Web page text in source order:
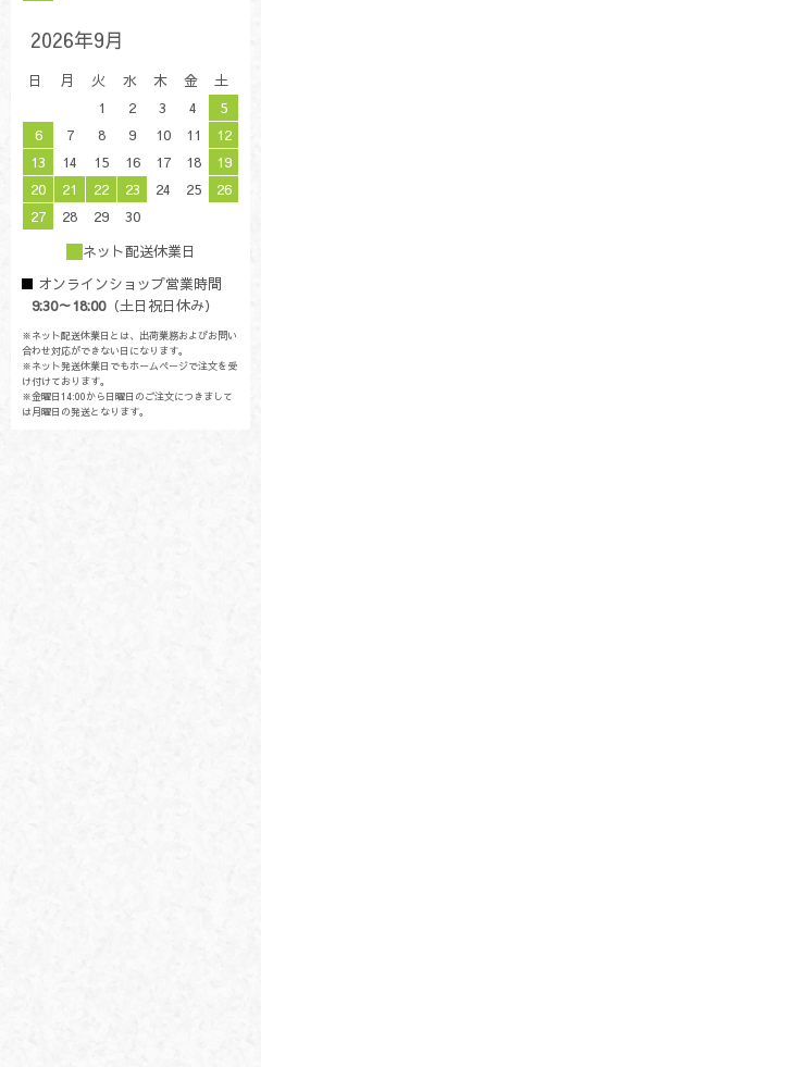
2026年9月
日 月 火 水 木 金
土
1
2 3 4
5
6
7 8 9 10 11
12
13
14 15 16 17 18
19
20
21 22 23 24 25
26
27
28 29
30
ネット配送休業日
オンラインショップ営業時間
9:30～18:00（土日祝日休み）
※ネット配送休業日とは、出荷業務およびお問い
合わせ対応ができない日になります。
※ネット発送休業日でもホームページで注文を受
け付けております。
※金曜日14:00から日曜日のご注文につきまして
は月曜日の発送となります。